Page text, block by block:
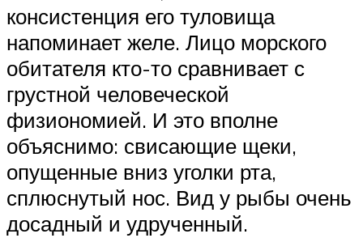
консистенция его туловища
напоминает желе. Лицо морского
обитателя кто-то сравнивает с
грустной человеческой
физиономией. И это вполне
объяснимо: свисающие щеки,
опущенные вниз уголки рта,
сплюснутый нос. Вид у рыбы очень
досадный и удрученный.